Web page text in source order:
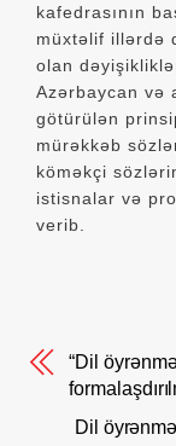
kafedrasının
müxtəlif illərdə
olan
Azərbaycan və
götürülən
mürəkkəb
köməkçi
istisnalar və
verib.
“Dil
Dil